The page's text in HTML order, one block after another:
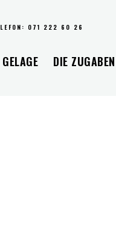
071 222 60 26
DIE ZUGABEN